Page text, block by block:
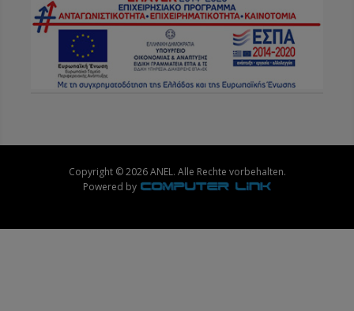
Copyright © 2026 ANEL. Alle Rechte vorbehalten.
Powered by